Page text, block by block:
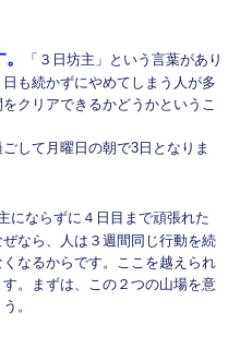
「３日坊主」という言葉があり
も続かずにやめてしまう人が多
クリアできるかどうかというこ
して月曜日の朝で3日となりま
にならずに４日目まで頑張れた
なら、人は３週間同じ行動を続
なるからです。ここを越えられ
。まずは、この２つの山場を意
。